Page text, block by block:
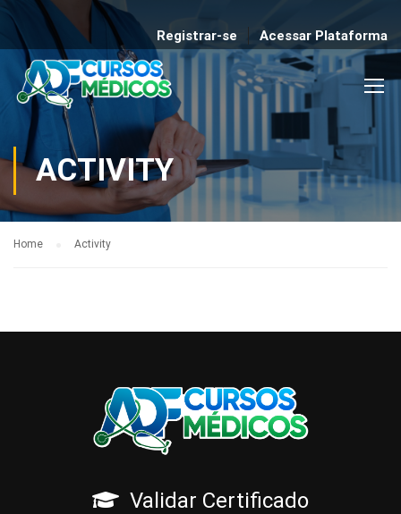
Registrar-se Acessar Plataforma
ACTIVITY
Home Activity
Validar Certificado